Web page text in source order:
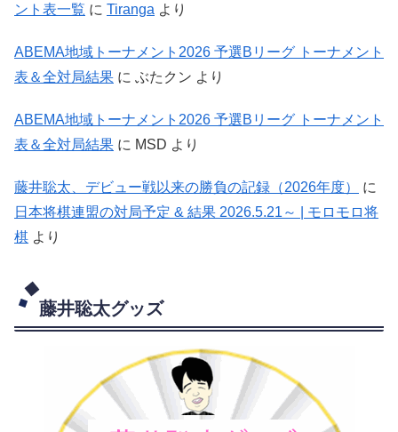
ント表一覧 に Tiranga より
ABEMA地域トーナメント2026 予選Bリーグ トーナメント
表＆全対局結果 に ぶたクン より
ABEMA地域トーナメント2026 予選Bリーグ トーナメント
表＆全対局結果 に MSD より
藤井聡太、デビュー戦以来の勝負の記録（2026年度）
に
日本将棋連盟の対局予定 & 結果 2026.5.21～ | モロモロ将
棋 より
藤井聡太グッズ